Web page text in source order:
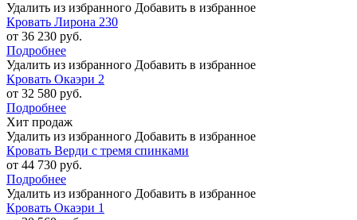
Удалить из избранного Добавить в избранное
Кровать Лирона 230
от 36 230 руб.
Подробнее
Удалить из избранного Добавить в избранное
Кровать Окаэри 2
от 32 580 руб.
Подробнее
Хит продаж
Удалить из избранного Добавить в избранное
Кровать Верди с тремя спинками
от 44 730 руб.
Подробнее
Удалить из избранного Добавить в избранное
Кровать Окаэри 1